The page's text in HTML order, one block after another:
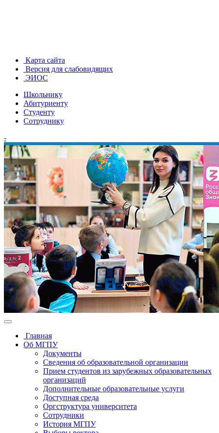
Карта сайта
Версия для слабовидящих
ЭИОС
Школьнику
Абитуриенту
Студенту
Сотруднику
-
Главная
Об МГПУ
Документы
Сведения об образовательной организации
Прием студентов из зарубежных образовательных
организаций
Дополнительные образовательные услуги
Доступная среда
Оргструктура университета
Сотрудники
История МГПУ